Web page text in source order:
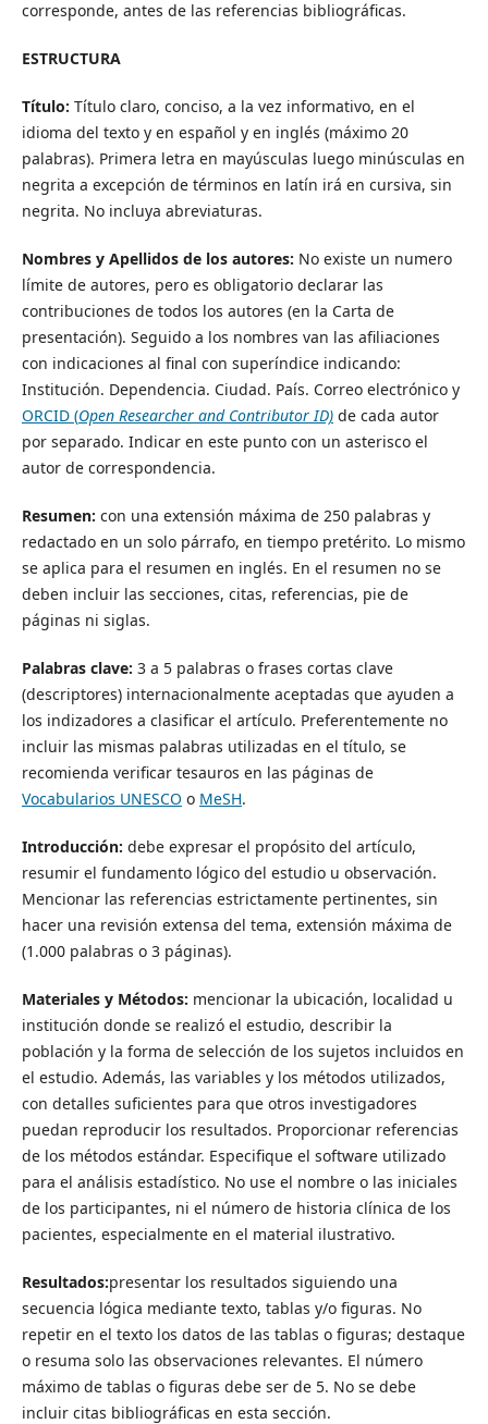
corresponde, antes de las referencias bibliográficas.
ESTRUCTURA
Título: Título claro, conciso, a la vez informativo, en el
idioma del texto y en español y en inglés (máximo 20
palabras). Primera letra en mayúsculas luego minúsculas en
negrita a excepción de términos en latín irá en cursiva, sin
negrita. No incluya abreviaturas.
Nombres y Apellidos de los autores: No existe un numero
límite de autores, pero es obligatorio declarar las
contribuciones de todos los autores (en la Carta de
presentación). Seguido a los nombres van las afiliaciones
con indicaciones al final con superíndice indicando:
Institución. Dependencia. Ciudad. País. Correo electrónico y
ORCID (Open Researcher and Contributor ID)de cada autor
por separado. Indicar en este punto con un asterisco el
autor de correspondencia.
Resumen: con una extensión máxima de 250 palabras y
redactado en un solo párrafo, en tiempo pretérito. Lo mismo
se aplica para el resumen en inglés. En el resumen no se
deben incluir las secciones, citas, referencias, pie de
páginas ni siglas.
Palabras clave: 3 a 5 palabras o frases cortas clave
(descriptores) internacionalmente aceptadas que ayuden a
los indizadores a clasificar el artículo. Preferentemente no
incluir las mismas palabras utilizadas en el título, se
recomienda verificar tesauros en las páginas de
Vocabularios UNESCO o MeSH.
Introducción: debe expresar el propósito del artículo,
resumir el fundamento lógico del estudio u observación.
Mencionar las referencias estrictamente pertinentes, sin
hacer una revisión extensa del tema, extensión máxima de
(1.000 palabras o 3 páginas).
Materiales y Métodos: mencionar la ubicación, localidad u
institución donde se realizó el estudio, describir la
población y la forma de selección de los sujetos incluidos en
el estudio. Además, las variables y los métodos utilizados,
con detalles suficientes para que otros investigadores
puedan reproducir los resultados. Proporcionar referencias
de los métodos estándar. Especifique el software utilizado
para el análisis estadístico. No use el nombre o las iniciales
de los participantes, ni el número de historia clínica de los
pacientes, especialmente en el material ilustrativo.
Resultados:presentar los resultados siguiendo una
secuencia lógica mediante texto, tablas y/o figuras. No
repetir en el texto los datos de las tablas o figuras; destaque
o resuma solo las observaciones relevantes. El número
máximo de tablas o figuras debe ser de 5. No se debe
incluir citas bibliográficas en esta sección.